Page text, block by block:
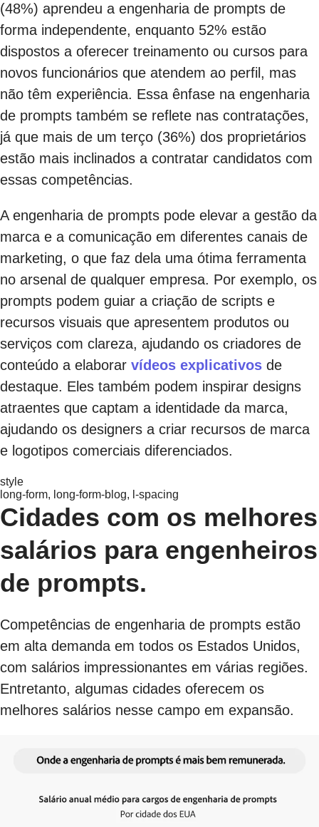
(48%) aprendeu a engenharia de prompts de
forma independente, enquanto 52% estão
dispostos a oferecer treinamento ou cursos para
novos funcionários que atendem ao perfil, mas
não têm experiência. Essa ênfase na engenharia
de prompts também se reflete nas contratações,
já que mais de um terço (36%) dos proprietários
estão mais inclinados a contratar candidatos com
essas competências.
A engenharia de prompts pode elevar a gestão da
marca e a comunicação em diferentes canais de
marketing, o que faz dela uma ótima ferramenta
no arsenal de qualquer empresa. Por exemplo, os
prompts podem guiar a criação de scripts e
recursos visuais que apresentem produtos ou
serviços com clareza, ajudando os criadores de
conteúdo a elaborar vídeos explicativos de
destaque. Eles também podem inspirar designs
atraentes que captam a identidade da marca,
ajudando os designers a criar recursos de marca
e logotipos comerciais diferenciados.
style
long-form, long-form-blog, l-spacing
Cidades com os melhores
salários para engenheiros
de prompts.
Competências de engenharia de prompts estão
em alta demanda em todos os Estados Unidos,
com salários impressionantes em várias regiões.
Entretanto, algumas cidades oferecem os
melhores salários nesse campo em expansão.